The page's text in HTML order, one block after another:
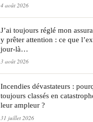
4 août 2026
J’ai toujours réglé mon
y prêter attention : ce que
jour-là…
3 août 2026
Incendies dévastateurs :
toujours classés en
leur ampleur ?
31 juillet 2026